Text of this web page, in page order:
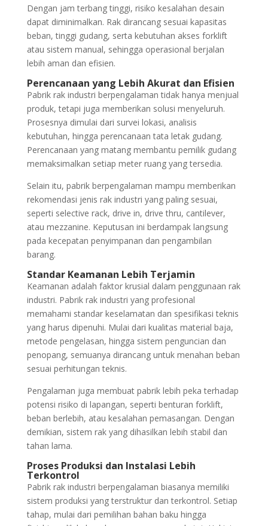
Dengan jam terbang tinggi, risiko kesalahan desain
dapat diminimalkan. Rak dirancang sesuai kapasitas
beban, tinggi gudang, serta kebutuhan akses forklift
atau sistem manual, sehingga operasional berjalan
lebih aman dan efisien.
Perencanaan yang Lebih Akurat dan Efisien
Pabrik rak industri berpengalaman tidak hanya menjual
produk, tetapi juga memberikan solusi menyeluruh.
Prosesnya dimulai dari survei lokasi, analisis
kebutuhan, hingga perencanaan tata letak gudang.
Perencanaan yang matang membantu pemilik gudang
memaksimalkan setiap meter ruang yang tersedia.
Selain itu, pabrik berpengalaman mampu memberikan
rekomendasi jenis rak industri yang paling sesuai,
seperti selective rack, drive in, drive thru, cantilever,
atau mezzanine. Keputusan ini berdampak langsung
pada kecepatan penyimpanan dan pengambilan
barang.
Standar Keamanan Lebih Terjamin
Keamanan adalah faktor krusial dalam penggunaan rak
industri. Pabrik rak industri yang profesional
memahami standar keselamatan dan spesifikasi teknis
yang harus dipenuhi. Mulai dari kualitas material baja,
metode pengelasan, hingga sistem penguncian dan
penopang, semuanya dirancang untuk menahan beban
sesuai perhitungan teknis.
Pengalaman juga membuat pabrik lebih peka terhadap
potensi risiko di lapangan, seperti benturan forklift,
beban berlebih, atau kesalahan pemasangan. Dengan
demikian, sistem rak yang dihasilkan lebih stabil dan
tahan lama.
Proses Produksi dan Instalasi Lebih
Terkontrol
Pabrik rak industri berpengalaman biasanya memiliki
sistem produksi yang terstruktur dan terkontrol. Setiap
tahap, mulai dari pemilihan bahan baku hingga